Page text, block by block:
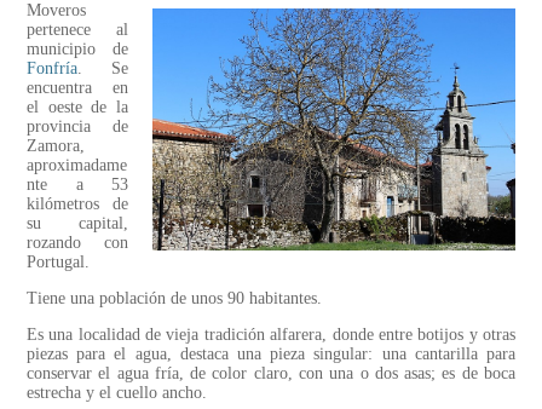
Moveros
pertenece al
municipio de
Fonfría. Se
encuentra en
el oeste de la
provincia de
Zamora,
aproximadame
nte a 53
kilómetros de
su capital,
rozando con
Portugal.
Tiene una población de unos 90 habitantes.
Es una localidad de vieja tradición alfarera, donde entre botijos y otras
piezas para el agua, destaca una pieza singular: una cantarilla para
conservar el agua fría, de color claro, con una o dos asas; es de boca
estrecha y el cuello ancho.